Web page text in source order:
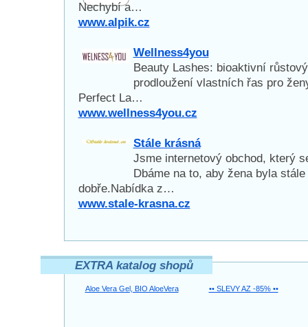
Nechybí a…
www.alpik.cz
Wellness4you
Beauty Lashes: bioaktivní
prodloužení vlastních řas pro
Perfect La…
www.wellness4you.cz
Stále krásná
Jsme internetový obchod, který
Dbáme na to, aby žena byla
dobře.Nabídka z…
www.stale-krasna.cz
EXTRA katalog shopů
Aloe Vera Gel, BIO AloeVera •• SLEVY AZ -85% ••